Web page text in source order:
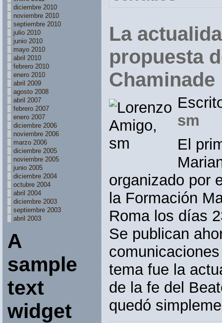
diciembre 2010
noviembre 2010
septiembre 2010
julio 2010
junio 2010
mayo 2010
abril 2010
febrero 2010
enero 2010
abril 2009
agosto 2008
abril 2007
febrero 2007
enero 2007
diciembre 2006
noviembre 2006
marzo 2006
diciembre 2005
noviembre 2005
junio 2005
diciembre 2004
octubre 2004
abril 2004
diciembre 2003
septiembre 2003
abril 2003
A
sample
text
widget
La
propuesta
Chaminade
sm
El
organizado por
la Formación
Roma los días
Se publican
tema fue la
de la fe del
quedó